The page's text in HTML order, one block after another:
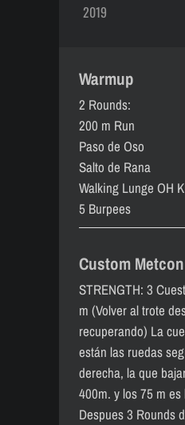
2019
Warmup
2 Rounds:
200 m Run
Paso de Oso
Salto de Rana
Walking Lunge OH
5 Burpees
Custom Metcon
STRENGTH: 3
m (Volver al trote
recuperando) La
están las ruedas
derecha, la que
400m. y los 75 m
Despues 3 Rounds